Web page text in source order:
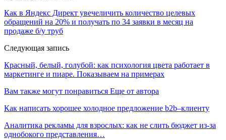
Как в Яндекс Директ увечеличить количество целевых
обращений на 20% и получать по 34 заявки в месяц на
продаже б/у труб​
Следующая запись
Красный, белый, голубой: как психология цвета работает в
маркетинге и пиаре. Показываем на примерах
Вам также могут понравиться Еще от автора
Как написать хорошее холодное предложение b2b–клиенту
Аналитика рекламы для взрослых: как не слить бюджет из-за
однобокого представления…